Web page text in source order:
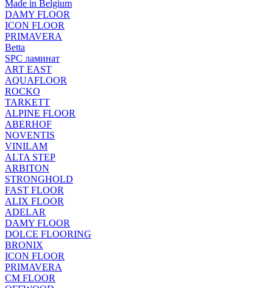
Made in Belgium
DAMY FLOOR
ICON FLOOR
PRIMAVERA
Betta
SPC ламинат
ART EAST
AQUAFLOOR
ROCKO
TARKETT
ALPINE FLOOR
ABERHOF
NOVENTIS
VINILAM
ALTA STEP
ARBITON
STRONGHOLD
FAST FLOOR
ALIX FLOOR
ADELAR
DAMY FLOOR
DOLCE FLOORING
BRONIX
ICON FLOOR
PRIMAVERA
CM FLOOR